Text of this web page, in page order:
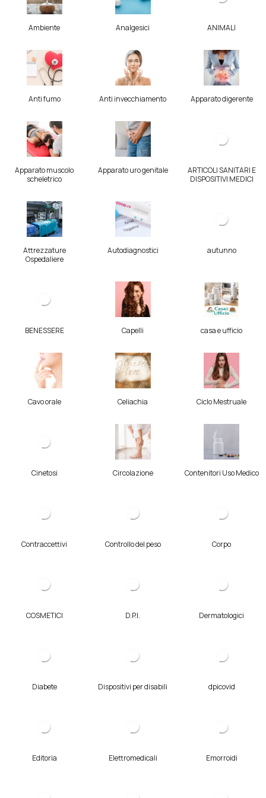
Ambiente Analgesici ANIMALI
Anti fumo Anti invecchiamento Apparato digerente
Apparato muscolo
scheletrico
Apparato uro genitale
ARTICOLI SANITARI E
DISPOSITIVI MEDICI
Attrezzature
Ospedaliere
Autodiagnostici autunno
BENESSERE Capelli casa e ufficio
Cavo orale Celiachia Ciclo Mestruale
Cinetosi Circolazione Contenitori Uso Medico
Contraccettivi Controllo del peso Corpo
COSMETICI D.P.I. Dermatologici
Diabete Dispositivi per disabili dpicovid
Editoria Elettromedicali Emorroidi